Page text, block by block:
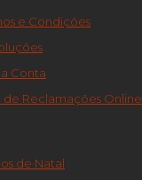
e Condições
Conta
de Reclamações Online
de Natal